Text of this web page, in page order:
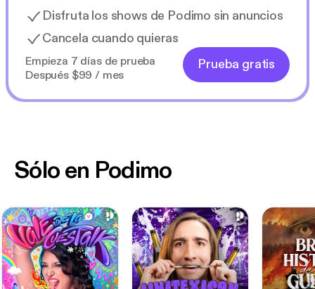
Disfruta los shows de Podimo sin anuncios
Cancela cuando quieras
Empieza 7 días de prueba
Después $99 / mes
Prueba gratis
Sólo en Podimo